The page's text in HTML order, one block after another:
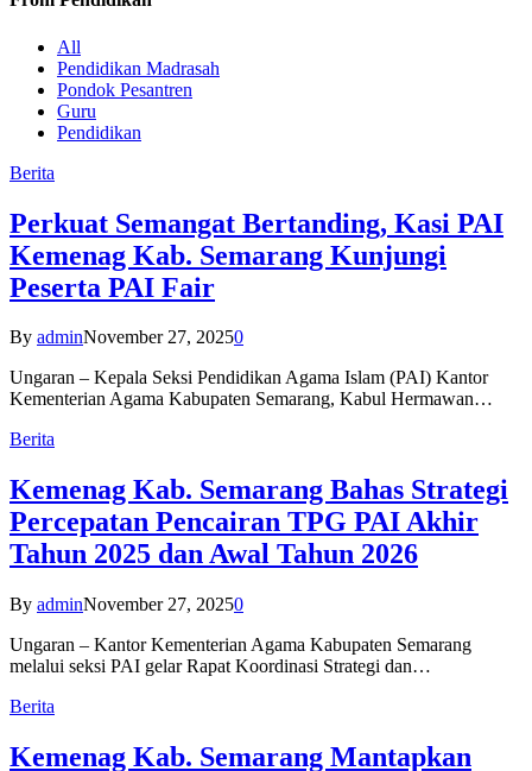
All
Pendidikan Madrasah
Pondok Pesantren
Guru
Pendidikan
Berita
Perkuat Semangat Bertanding, Kasi PAI
Kemenag Kab. Semarang Kunjungi
Peserta PAI Fair
By adminNovember 27, 20250
Ungaran – Kepala Seksi Pendidikan Agama Islam (PAI) Kantor
Kementerian Agama Kabupaten Semarang, Kabul Hermawan…
Berita
Kemenag Kab. Semarang Bahas Strategi
Percepatan Pencairan TPG PAI Akhir
Tahun 2025 dan Awal Tahun 2026
By adminNovember 27, 20250
Ungaran – Kantor Kementerian Agama Kabupaten Semarang
melalui seksi PAI gelar Rapat Koordinasi Strategi dan…
Berita
Kemenag Kab. Semarang Mantapkan